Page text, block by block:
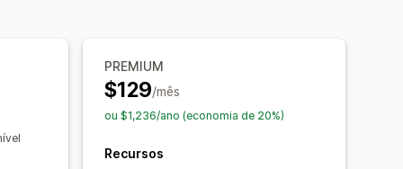
Importação e exportação
de páginas
Seções globais
Código personalizado
Pacotes
volume
PREMIUM
$129/mês
ou $1,236/ano (economia de 20%)
Recursos